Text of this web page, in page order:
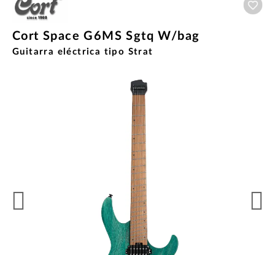
Cort Space G6MS Sgtq W/bag
Guitarra eléctrica tipo Strat